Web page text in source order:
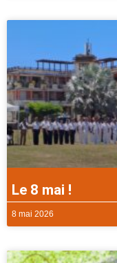
Le 8 mai !
8 mai 2026